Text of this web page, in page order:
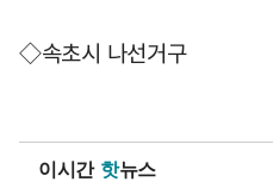
◇속초시 나선거구
이시간 핫뉴스